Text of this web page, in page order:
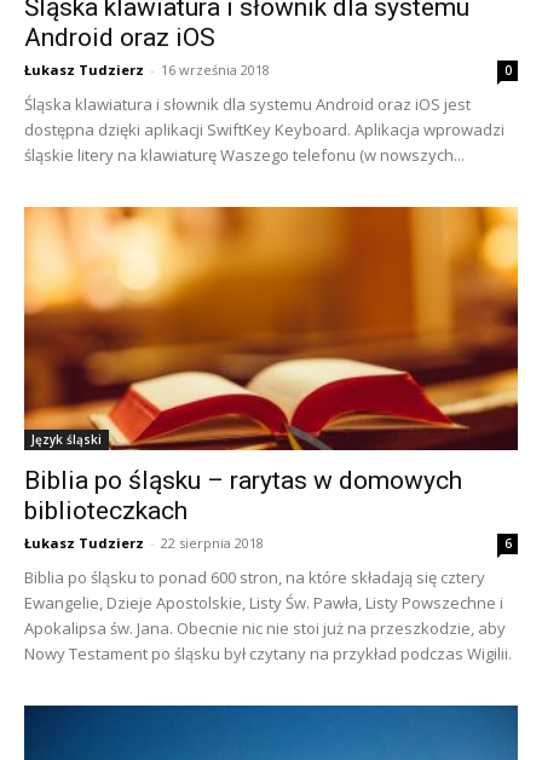
Śląska klawiatura i słownik dla systemu
Android oraz iOS
Łukasz Tudzierz - 16 września 2018 0
Śląska klawiatura i słownik dla systemu Android oraz iOS jest
dostępna dzięki aplikacji SwiftKey Keyboard. Aplikacja wprowadzi
śląskie litery na klawiaturę Waszego telefonu (w nowszych...
Język śląski
Biblia po śląsku – rarytas w domowych
biblioteczkach
Łukasz Tudzierz - 22 sierpnia 2018 6
Biblia po śląsku to ponad 600 stron, na które składają się cztery
Ewangelie, Dzieje Apostolskie, Listy Św. Pawła, Listy Powszechne i
Apokalipsa św. Jana. Obecnie nic nie stoi już na przeszkodzie, aby
Nowy Testament po śląsku był czytany na przykład podczas Wigilii.